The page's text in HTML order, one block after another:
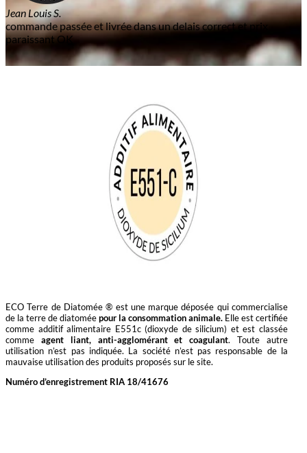
Jean Louis S.
commande passée et livrée dans un delais correct et prix
paraissant OK
ECO Terre de Diatomée ® est une marque déposée qui commercialise
de la terre de diatoméepour la consommation animale. Elle est certifiée
comme additif alimentaire E551c (dioxyde de silicium) et est classée
comme agent liant, anti-agglomérant et coagulant. Toute autre
utilisation n’est pas indiquée. La société n’est pas responsable de la
mauvaise utilisation des produits proposés sur le site.
Numéro d’enregistrement RIA 18/41676